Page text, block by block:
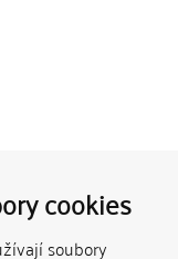
cookies
soubory